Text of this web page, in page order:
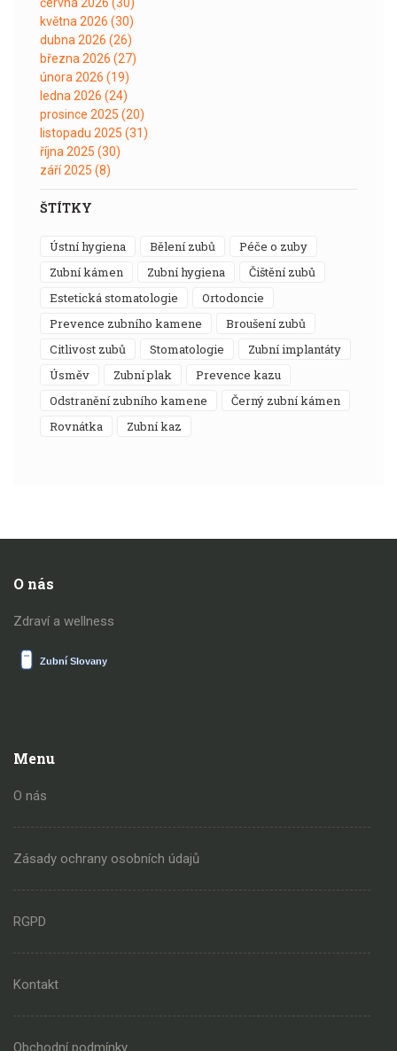
května 2026 (30)
dubna 2026 (26)
března 2026 (27)
února 2026 (19)
ledna 2026 (24)
prosince 2025 (20)
listopadu 2025 (31)
října 2025 (30)
září 2025 (8)
ŠTÍTKY
ústní hygiena bělení zubů
péče o zuby
zubní kámen
zubní hygiena
čištění zubů
estetická stomatologie
ortodoncie
prevence zubního kamene
broušení zubů
citlivost zubů
stomatologie
zubní implantáty
úsměv
zubní plak
prevence kazu
odstranění zubního kamene
černý zubní kámen
rovnátka
zubní kaz
O nás
Zdraví a wellness
Menu
O nás
Zásady ochrany osobních údajů
RGPD
Kontakt
Obchodní podmínky